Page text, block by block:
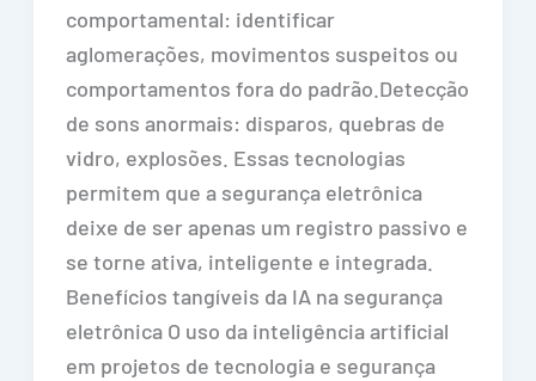
comportamental: identificar
aglomerações, movimentos suspeitos ou
comportamentos fora do padrão.Detecção
de sons anormais: disparos, quebras de
vidro, explosões. Essas tecnologias
permitem que a segurança eletrônica
deixe de ser apenas um registro passivo e
se torne ativa, inteligente e integrada.
Benefícios tangíveis da IA na segurança
eletrônica O uso da inteligência artificial
em projetos de tecnologia e segurança